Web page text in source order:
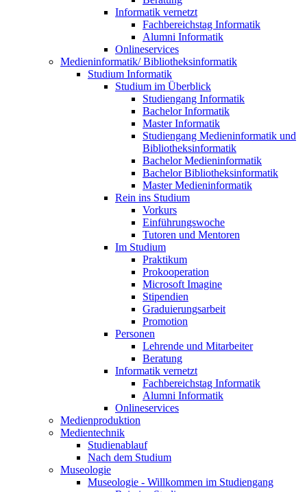
Informatik vernetzt
Fachbereichstag Informatik
Alumni Informatik
Onlineservices
Medieninformatik/ Bibliotheksinformatik
Studium Informatik
Studium im Überblick
Studiengang Informatik
Bachelor Informatik
Master Informatik
Studiengang Medieninformatik und
Bibliotheksinformatik
Bachelor Medieninformatik
Bachelor Bibliotheksinformatik
Master Medieninformatik
Rein ins Studium
Vorkurs
Einführungswoche
Tutoren und Mentoren
Im Studium
Praktikum
Prokooperation
Microsoft Imagine
Stipendien
Graduierungsarbeit
Promotion
Personen
Lehrende und Mitarbeiter
Beratung
Informatik vernetzt
Fachbereichstag Informatik
Alumni Informatik
Onlineservices
Medienproduktion
Medientechnik
Studienablauf
Nach dem Studium
Museologie
Museologie - Willkommen im Studiengang